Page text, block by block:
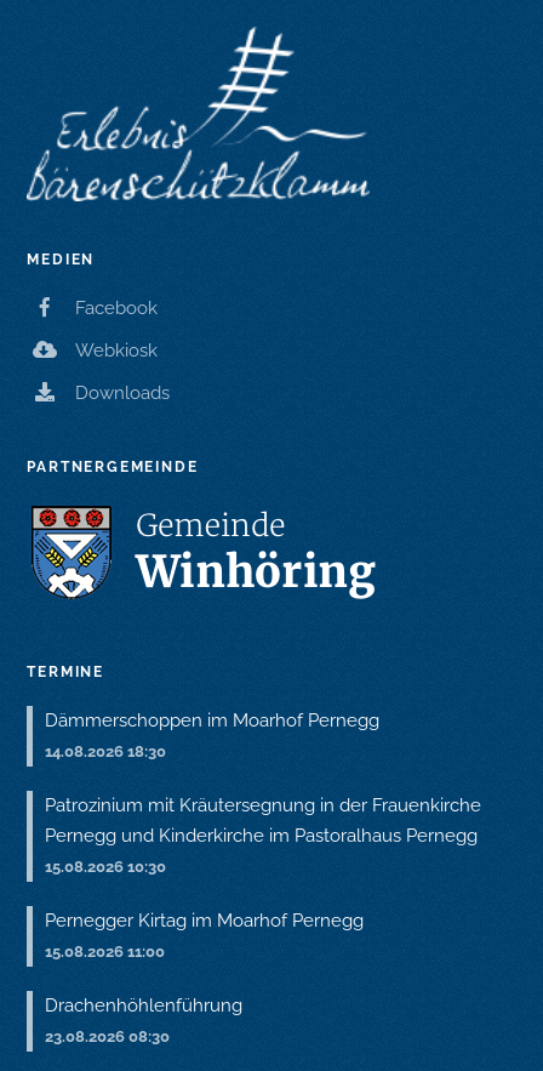
MEDIEN
Facebook
Webkiosk
Downloads
PARTNERGEMEINDE
TERMINE
Dämmerschoppen im Moarhof Pernegg
14.08.2026 18:30
Patrozinium mit Kräutersegnung in der Frauenkirche
Pernegg und Kinderkirche im Pastoralhaus Pernegg
15.08.2026 10:30
Pernegger Kirtag im Moarhof Pernegg
15.08.2026 11:00
Drachenhöhlenführung
23.08.2026 08:30